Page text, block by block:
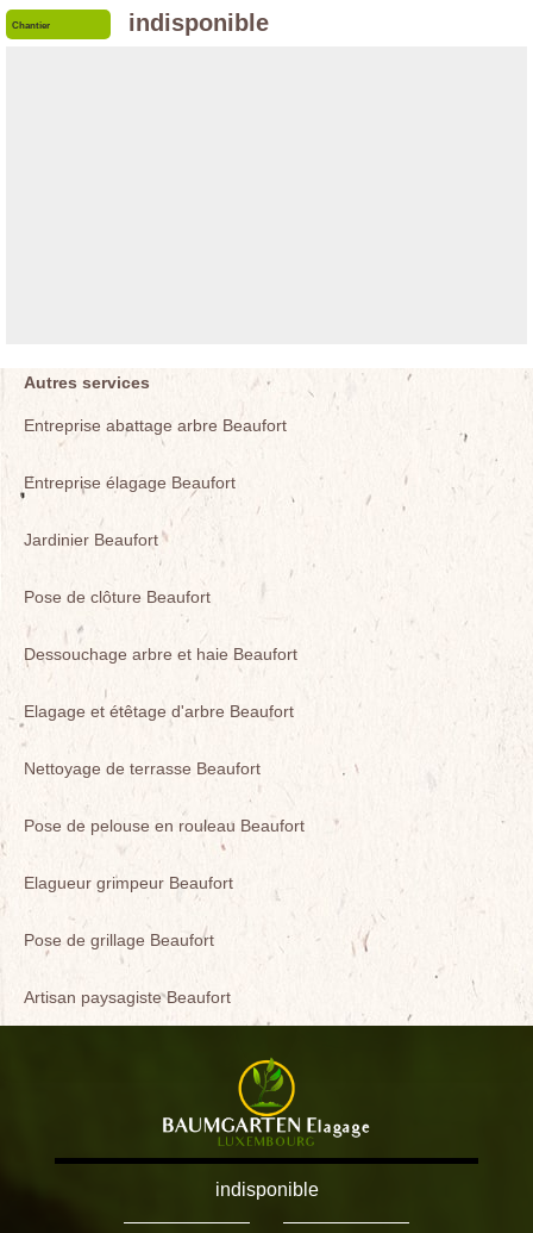
Chantier indisponible
Autres services
Entreprise abattage arbre Beaufort
Entreprise élagage Beaufort
Jardinier Beaufort
Pose de clôture Beaufort
Dessouchage arbre et haie Beaufort
Elagage et étêtage d'arbre Beaufort
Nettoyage de terrasse Beaufort
Pose de pelouse en rouleau Beaufort
Elagueur grimpeur Beaufort
Pose de grillage Beaufort
Artisan paysagiste Beaufort
indisponible